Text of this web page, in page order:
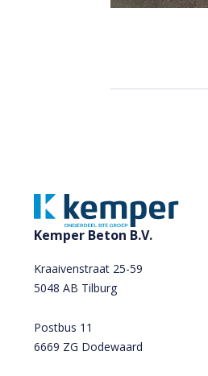
Kemper Beton B.V.
Kraaivenstraat 25-59
5048 AB Tilburg
Postbus 11
6669 ZG Dodewaard